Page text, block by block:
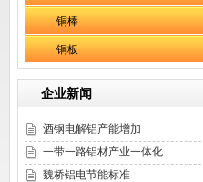
铜棒
铜板
企业新闻
酒钢电解铝产能增加
一带一路铝材产业一体化
魏桥铝电节能标准